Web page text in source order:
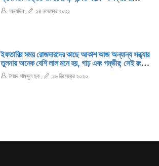
মাধ্যমে। পরের চার দশক আপন সৃষ্টিশীলতায় আচ্ছন্ন রেখেছেন
কোটি বাঙালিকে।
অন্যদিন ১৪ নভেম্বর ২০২১
ইফতারির সময় রোজদারদের কাছে আকাশ আজ অন্যান্য সন্ধ্যার
তুলনায় অনেক বেশি লাল মনে হয়, গাঢ় এবং গম্ভীর; সেই রং
দেখে তাদের কারও কারও মনে পড়ে যায়, হ্যাঁ, এ রকম তারা
শুনেছে, একটি জনপদের ওপর পবিত্রতা যখন পাখা বিস্তার করে
সৈয়দ শামসুল হক ১৬ ডিসেম্বর ২০২০